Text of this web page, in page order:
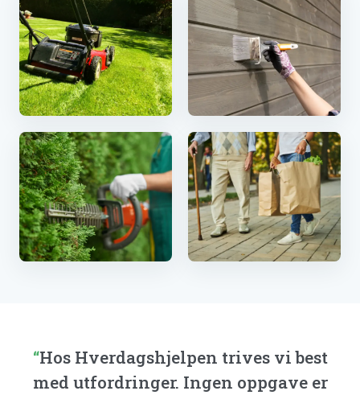
Plenklipp Maling
Hos Hverdagshjelpen trives vi best
med utfordringer. Ingen oppgave er